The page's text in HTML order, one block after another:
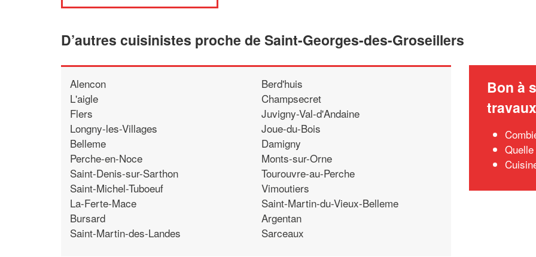
D’autres cuisinistes proche de Saint-Georges-des-Groseillers
Alencon
L'aigle
Flers
Longny-les-Villages
Belleme
Perche-en-Noce
Saint-Denis-sur-Sarthon
Saint-Michel-Tuboeuf
La-Ferte-Mace
Bursard
Saint-Martin-des-Landes
Berd'huis
Champsecret
Juvigny-Val-d'Andaine
Joue-du-Bois
Damigny
Monts-sur-Orne
Tourouvre-au-Perche
Vimoutiers
Saint-Martin-du-Vieux-Belleme
Argentan
Sarceaux
Bon à
travaux